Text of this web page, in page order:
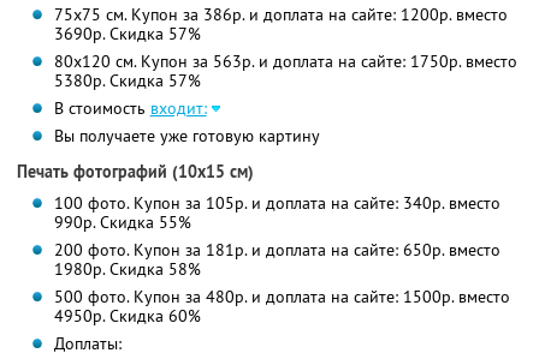
75х75 см. Купон за 386р. и доплата на сайте: 1200р. вместо
3690р. Скидка 57%
80х120 см. Купон за 563р. и доплата на сайте: 1750р. вместо
5380р. Скидка 57%
В стоимость входит:
Вы получаете уже готовую картину
Печать фотографий (10х15 см)
100 фото. Купон за 105р. и доплата на сайте: 340р. вместо
990р. Скидка 55%
200 фото. Купон за 181р. и доплата на сайте: 650р. вместо
1980р. Скидка 58%
500 фото. Купон за 480р. и доплата на сайте: 1500р. вместо
4950р. Скидка 60%
Доплаты: